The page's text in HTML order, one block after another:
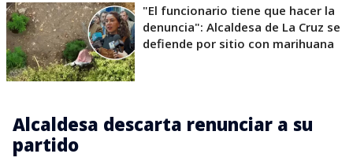
"El funcionario tiene que hacer la
denuncia": Alcaldesa de La Cruz se
defiende por sitio con marihuana
Alcaldesa descarta renunciar a su
partido